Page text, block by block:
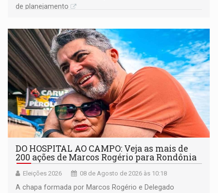
de planejamento
DO HOSPITAL AO CAMPO: Veja as mais de
200 ações de Marcos Rogério para Rondônia
Eleições 2026 08 de Agosto de 2026 às 10:18
A chapa formada por Marcos Rogério e Delegado